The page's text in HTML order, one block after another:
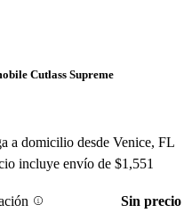
Cutlass Supreme
a domicilio desde Venice, FL
incluye envío de $1,551
Sin